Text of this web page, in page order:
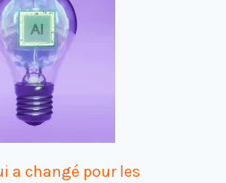
a changé pour les